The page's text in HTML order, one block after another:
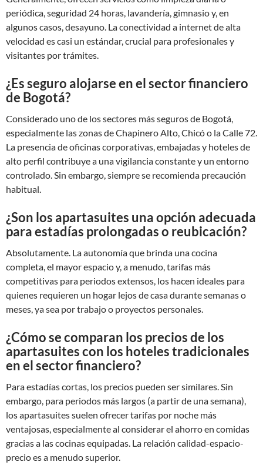
periódica, seguridad 24 horas, lavandería, gimnasio y, en
algunos casos, desayuno. La conectividad a internet de alta
velocidad es casi un estándar, crucial para profesionales y
visitantes por trámites.
¿Es seguro alojarse en el sector financiero
de Bogotá?
Considerado uno de los sectores más seguros de Bogotá,
especialmente las zonas de Chapinero Alto, Chicó o la Calle 72.
La presencia de oficinas corporativas, embajadas y hoteles de
alto perfil contribuye a una vigilancia constante y un entorno
controlado. Sin embargo, siempre se recomienda precaución
habitual.
¿Son los apartasuites una opción adecuada
para estadías prolongadas o reubicación?
Absolutamente. La autonomía que brinda una cocina
completa, el mayor espacio y, a menudo, tarifas más
competitivas para periodos extensos, los hacen ideales para
quienes requieren un hogar lejos de casa durante semanas o
meses, ya sea por trabajo o proyectos personales.
¿Cómo se comparan los precios de los
apartasuites con los hoteles tradicionales
en el sector financiero?
Para estadías cortas, los precios pueden ser similares. Sin
embargo, para periodos más largos (a partir de una semana),
los apartasuites suelen ofrecer tarifas por noche más
ventajosas, especialmente al considerar el ahorro en comidas
gracias a las cocinas equipadas. La relación calidad-espacio-
precio es a menudo superior.